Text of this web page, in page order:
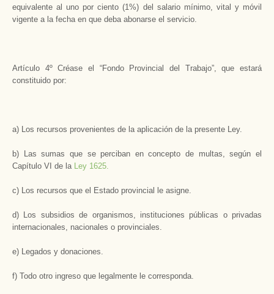
equivalente al uno por ciento (1%) del salario mínimo, vital y móvil
vigente a la fecha en que deba abonarse el servicio.
Artículo 4º Créase el “Fondo Provincial del Trabajo”, que estará
constituido por:
a) Los recursos provenientes de la aplicación de la presente Ley.
b) Las sumas que se perciban en concepto de multas, según el
Capítulo VI de la Ley 1625.
c) Los recursos que el Estado provincial le asigne.
d) Los subsidios de organismos, instituciones públicas o privadas
internacionales, nacionales o provinciales.
e) Legados y donaciones.
f) Todo otro ingreso que legalmente le corresponda.